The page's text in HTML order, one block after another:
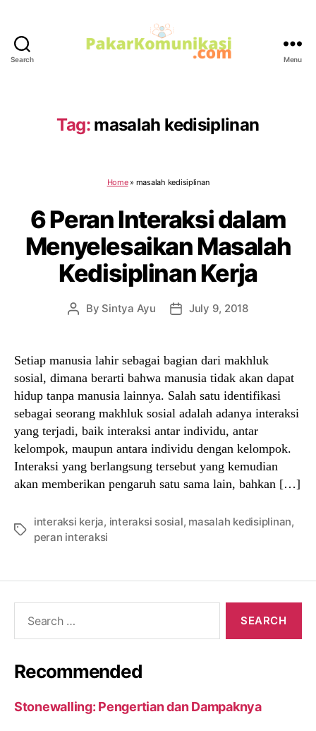
Search Menu
Tag: masalah kedisiplinan
Home» masalah kedisiplinan
6 Peran Interaksi dalam
Menyelesaikan Masalah
Kedisiplinan Kerja
Post
By Sintya Ayu
PostJuly 9, 2018
Setiap manusia lahir sebagai bagian dari makhluk
sosial, dimana berarti bahwa manusia tidak akan dapat
hidup tanpa manusia lainnya. Salah satu identifikasi
sebagai seorang makhluk sosial adalah adanya interaksi
yang terjadi, baik interaksi antar individu, antar
kelompok, maupun antara individu dengan kelompok.
Interaksi yang berlangsung tersebut yang kemudian
akan memberikan pengaruh satu sama lain, bahkan […]
Tags
interaksi kerja, interaksi sosial, masalah kedisiplinan,
peran interaksi
Recommended
Stonewalling: Pengertian dan Dampaknya